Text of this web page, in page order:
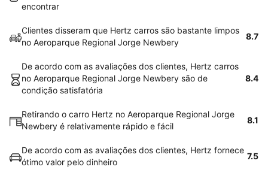
encontrar
Clientes disseram que Hertz carros são bastante limpos
no Aeroparque Regional Jorge Newbery
8.7
De acordo com as avaliações dos clientes, Hertz carros
no Aeroparque Regional Jorge Newbery são de
condição satisfatória
8.4
Retirando o carro Hertz no Aeroparque Regional Jorge
Newbery é relativamente rápido e fácil
8.1
De acordo com as avaliações dos clientes, Hertz fornece
ótimo valor pelo dinheiro
7.5